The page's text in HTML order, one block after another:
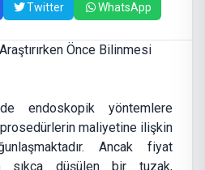
Twitter WhatsApp
endoskopik yöntemlere
maliyetine ilişkin
Ancak fiyat
sıkça düşülen bir tuzak,